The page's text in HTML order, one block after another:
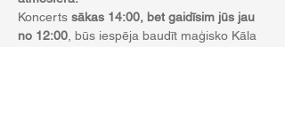
Koncerts sākas 14:00, bet gaidīsim jūs jau
no 12:00 , būs iespēja baudīt maģisko Kāla